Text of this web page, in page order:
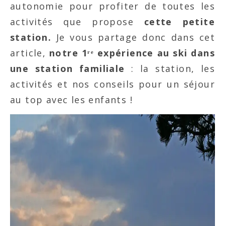
autonomie pour profiter de toutes les
activités que propose cette petite
station. Je vous partage donc dans cet
article, notre 1ʳᵉ expérience au ski dans
une station familiale
: la station, les
activités et nos conseils pour un séjour
au top avec les enfants !